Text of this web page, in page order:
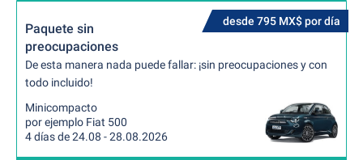
desde 795 MX$ por día
Paquete sin
preocupaciones
De esta manera nada puede fallar: ¡sin preocupaciones y con
todo incluido!
Minicompacto
por ejemplo Fiat 500
4 días de 24.08 - 28.08.2026